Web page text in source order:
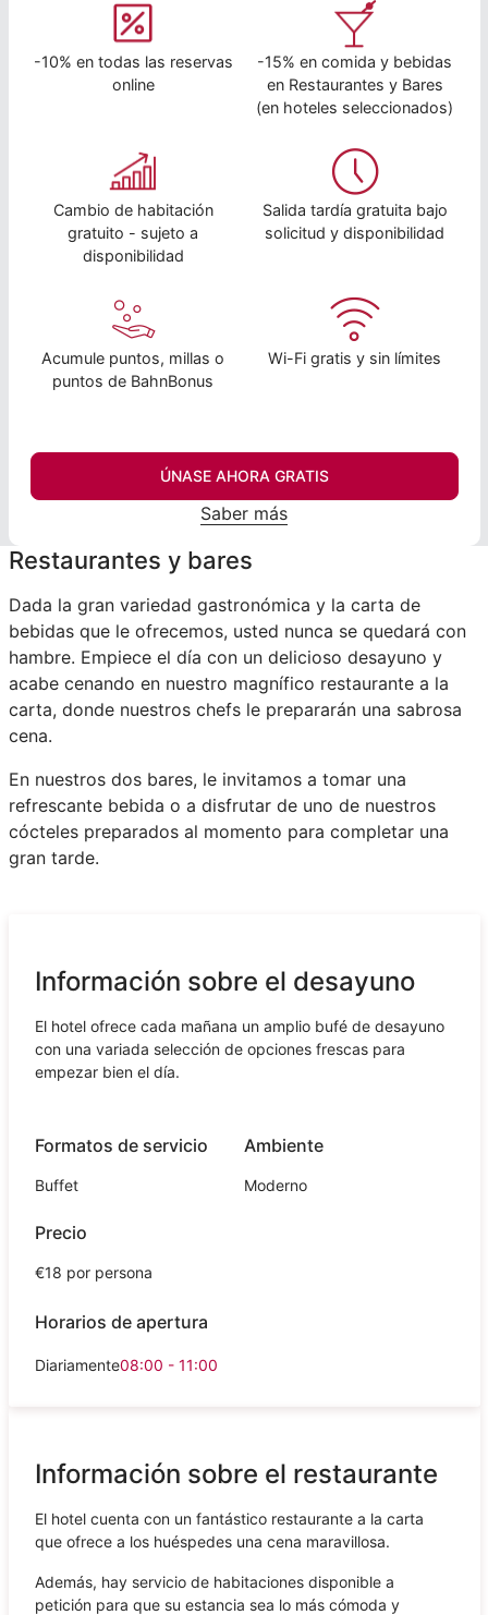
-10% en todas las reservas
online
-15% en comida y bebidas
en Restaurantes y Bares
(en hoteles seleccionados)
Cambio de habitación
gratuito - sujeto a
disponibilidad
Salida tardía gratuita bajo
solicitud y disponibilidad
Acumule puntos, millas o
puntos de BahnBonus
Wi-Fi gratis y sin límites
ÚNASE AHORA GRATIS
Saber más
Restaurantes y bares
Dada la gran variedad gastronómica y la carta de
bebidas que le ofrecemos, usted nunca se quedará con
hambre. Empiece el día con un delicioso desayuno y
acabe cenando en nuestro magnífico restaurante a la
carta, donde nuestros chefs le prepararán una sabrosa
cena.
En nuestros dos bares, le invitamos a tomar una
refrescante bebida o a disfrutar de uno de nuestros
cócteles preparados al momento para completar una
gran tarde.
Información sobre el desayuno
El hotel ofrece cada mañana un amplio bufé de desayuno
con una variada selección de opciones frescas para
empezar bien el día.
Formatos de servicio
Buffet
Ambiente
Moderno
Precio
€18 por persona
Horarios de apertura
Diariamente08:00 - 11:00
Información sobre el restaurante
El hotel cuenta con un fantástico restaurante a la carta
que ofrece a los huéspedes una cena maravillosa.
Además, hay servicio de habitaciones disponible a
petición para que su estancia sea lo más cómoda y